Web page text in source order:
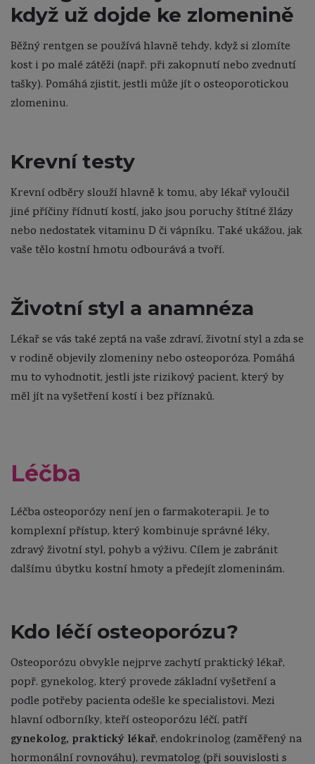
když už dojde ke zlomenině
Běžný rentgen se používá hlavně tehdy, když si zlomíte
kost i po malé zátěži (např. při zakopnutí nebo zvednutí
tašky). Pomáhá zjistit, jestli může jít o osteoporotickou
zlomeninu.
Krevní testy
Krevní odběry slouží hlavně k tomu, aby lékař vyloučil
jiné příčiny řídnutí kostí, jako jsou poruchy štítné žlázy
nebo nedostatek vitaminu D či vápníku. Také ukážou, jak
vaše tělo kostní hmotu odbourává a tvoří.
Životní styl a anamnéza
Lékař se vás také zeptá na vaše zdraví, životní styl a zda se
v rodině objevily zlomeniny nebo osteoporóza. Pomáhá
mu to vyhodnotit, jestli jste rizikový pacient, který by
měl jít na vyšetření kostí i bez příznaků.
Léčba
Léčba osteoporózy není jen o farmakoterapii. Je to
komplexní přístup, který kombinuje správné léky,
zdravý životní styl, pohyb a výživu. Cílem je zabránit
dalšímu úbytku kostní hmoty a předejít zlomeninám.
Kdo léčí osteoporózu?
Osteoporózu obvykle nejprve zachytí praktický lékař,
popř. gynekolog, který provede základní vyšetření a
podle potřeby pacienta odešle ke specialistovi. Mezi
hlavní odborníky, kteří osteoporózu léčí, patří
gynekolog, praktický lékař, endokrinolog (zaměřený na
hormonální rovnováhu), revmatolog (při souvislosti s